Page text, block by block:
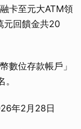
卡至元大ATM領
元回饋金共20
數位存款帳戶」
年2月28日